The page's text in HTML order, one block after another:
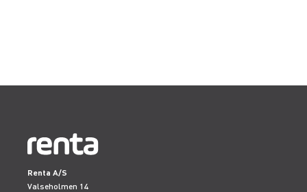
Renta A/S
Valseholmen 14